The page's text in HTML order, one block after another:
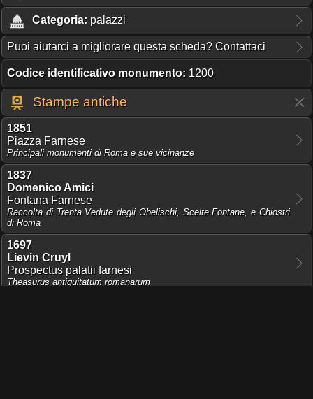
Categoria: palazzi
Puoi aiutarci a migliorare questa scheda? Contattaci
Codice identificativo monumento: 1200
Stampe antiche
1851
Piazza Farnese
Principali monumenti di Roma e sue vicinanze
1837
Domenico Amici
Fontana Farnese
Raccolta di Trenta Vedute degli Obelischi, Scelte Fontane, e Chiostri
di Roma
1697
Lievin Cruyl
Prospectus palatii farnesi
Theasurus antiquitatum romanarum